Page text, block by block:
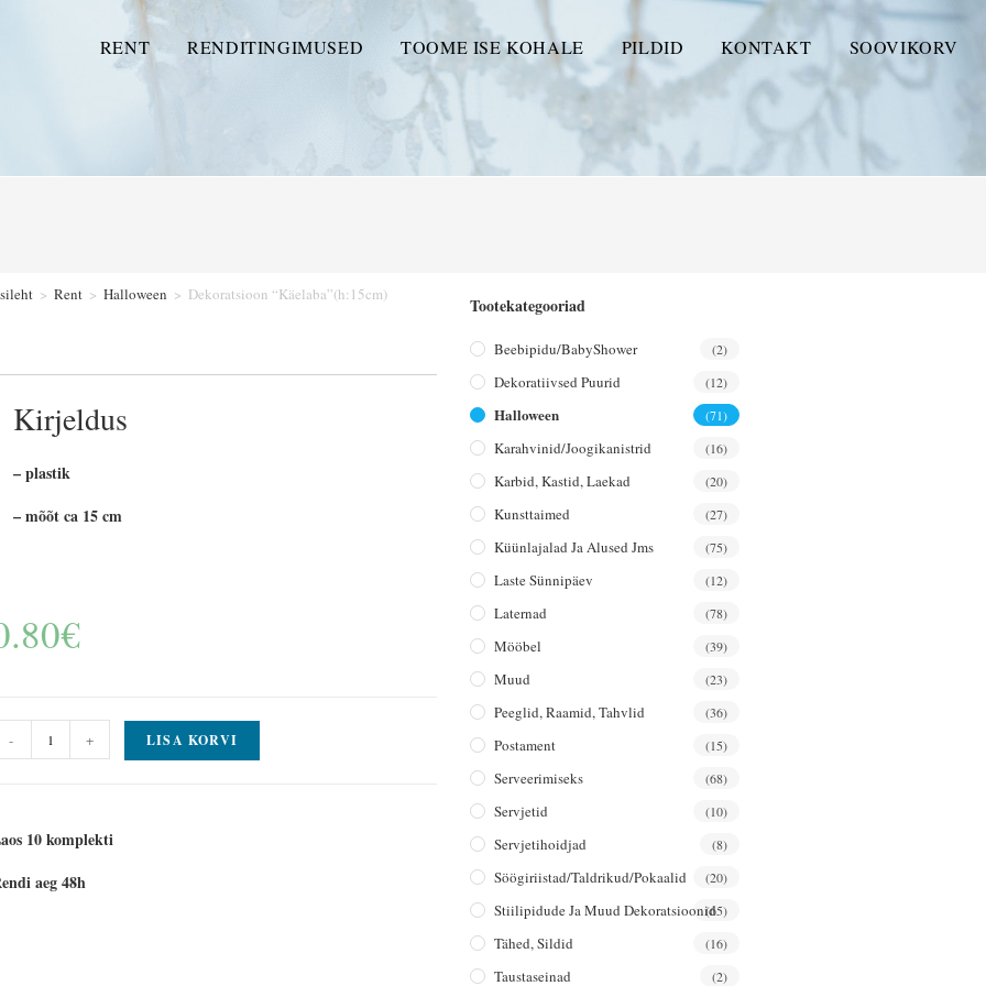
RENT RENDITINGIMUSED TOOME ISE KOHALE PILDID KONTAKT SOOVIKORV
> Rent > Halloween > Dekoratsioon “Käelaba”(h:15cm)
Kirjeldus
– plastik
– mõõt ca 15 cm
€
- + LISA KORVI
10 komplekti
aeg 48h
Tootekategooriad
Beebipidu/BabyShower (2)
Dekoratiivsed Puurid (12)
Halloween (71)
Karahvinid/joogikanistrid (16)
Karbid, Kastid, Laekad (20)
Kunsttaimed (27)
Küünlajalad Ja Alused Jms (75)
Laste Sünnipäev (12)
Laternad (78)
Mööbel (39)
Muud (23)
Peeglid, Raamid, Tahvlid (36)
Postament (15)
Serveerimiseks (68)
Servjetid (10)
Servjetihoidjad (8)
Söögiriistad/taldrikud/pokaalid (20)
Stiilipidude Ja Muud Dekoratsioonid(65)
Tähed, Sildid (16)
Taustaseinad (2)